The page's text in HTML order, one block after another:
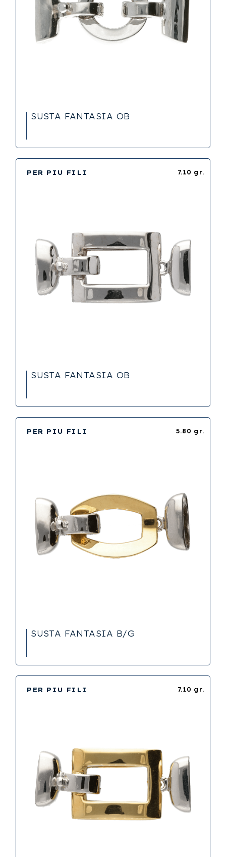
SUSTA FANTASIA OB
7.10 gr.
PER PIU FILI
SUSTA FANTASIA OB
5.80 gr.
PER PIU FILI
SUSTA FANTASIA B/G
7.10 gr.
PER PIU FILI